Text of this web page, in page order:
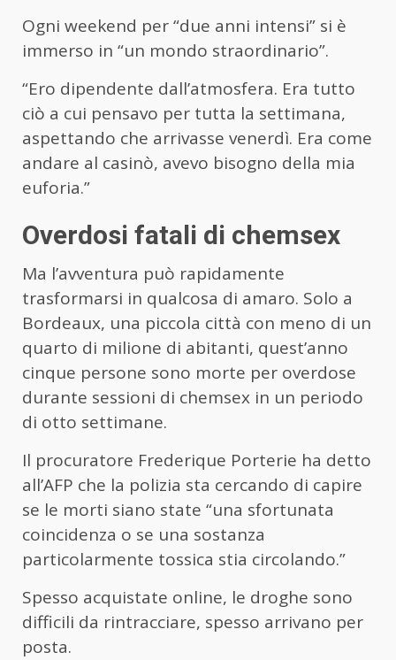
Ogni weekend per “due anni intensi” si è
immerso in “un mondo straordinario”.
“Ero dipendente dall’atmosfera. Era tutto
ciò a cui pensavo per tutta la settimana,
aspettando che arrivasse venerdì. Era come
andare al casinò, avevo bisogno della mia
euforia.”
Overdosi fatali di chemsex
Ma l’avventura può rapidamente
trasformarsi in qualcosa di amaro. Solo a
Bordeaux, una piccola città con meno di un
quarto di milione di abitanti, quest’anno
cinque persone sono morte per overdose
durante sessioni di chemsex in un periodo
di otto settimane.
Il procuratore Frederique Porterie ha detto
all’AFP che la polizia sta cercando di capire
se le morti siano state “una sfortunata
coincidenza o se una sostanza
particolarmente tossica stia circolando.”
Spesso acquistate online, le droghe sono
difficili da rintracciare, spesso arrivano per
posta.